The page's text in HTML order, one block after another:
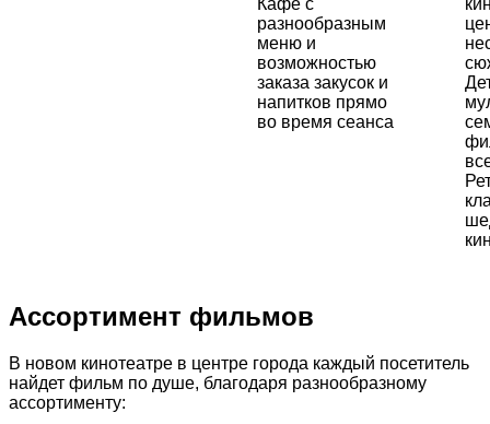
Кафе с
разнообразным
меню и
возможностью
заказа закусок и
напитков прямо
во время сеанса
Ассортимент фильмов
В новом кинотеатре в центре города каждый посетитель
найдет фильм по душе, благодаря разнообразному
ассортименту: